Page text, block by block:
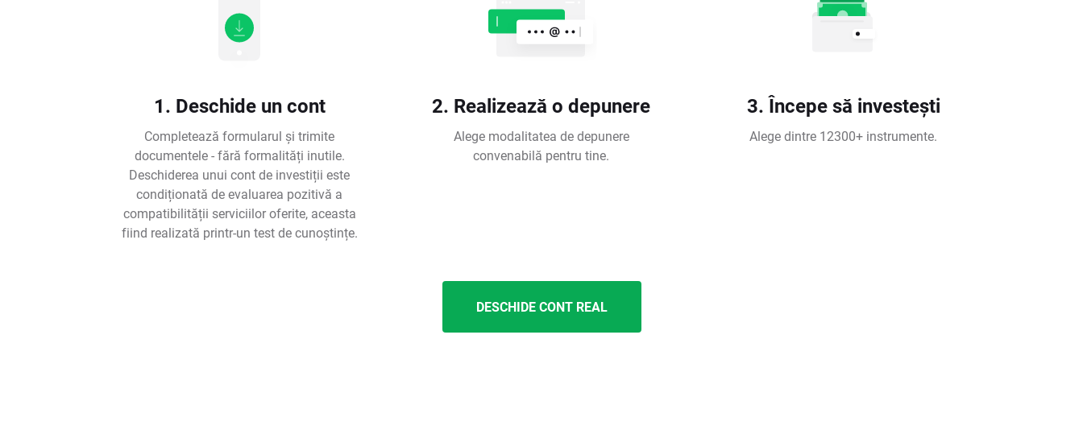
1. Deschide un cont
Completează formularul și trimite
documentele - fără formalități inutile.
Deschiderea unui cont de investiții este
condiționată de evaluarea pozitivă a
compatibilității serviciilor oferite, aceasta
fiind realizată printr-un test de cunoștințe.
2. Realizează o depunere
Alege modalitatea de depunere
convenabilă pentru tine.
3. Începe să investești
Alege dintre 12300+ instrumente.
DESCHIDE CONT REAL